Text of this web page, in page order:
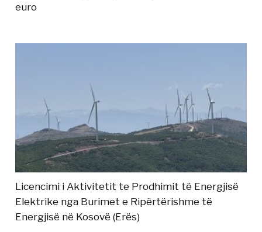
euro
Licencimi i Aktivitetit te Prodhimit të Energjisë
Elektrike nga Burimet e Ripërtërishme të
Energjisë në Kosovë (Erës)